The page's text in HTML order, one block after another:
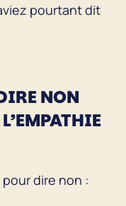
pourtant dit
NON
dire non :